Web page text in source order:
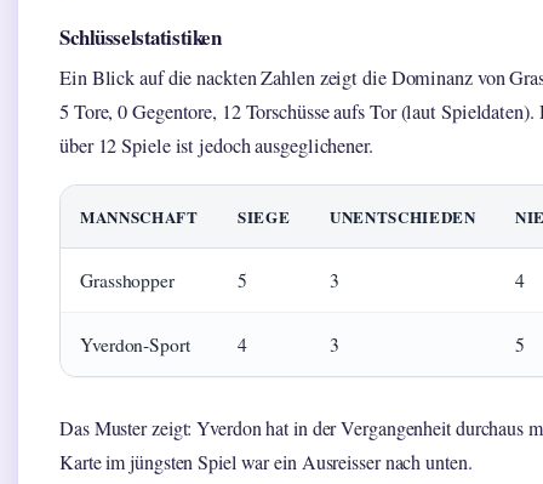
Schlüsselstatistiken
Ein Blick auf die nackten Zahlen zeigt die Dominanz von
5 Tore, 0 Gegentore, 12 Torschüsse aufs Tor (laut
über 12 Spiele ist jedoch ausgeglichener.
MANNSCHAFT SIEGE UNENTSCHIEDEN
Grasshopper 5 3 4
Yverdon-Sport 4 3 5
Das Muster zeigt: Yverdon hat in der Vergangenheit durchaus
Karte im jüngsten Spiel war ein Ausreisser nach unten.